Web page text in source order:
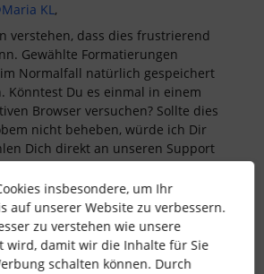
KL,
verstehen, dass dies frustrierend
Gewählte Formatierungen
Normalfall natürlich gespeichert
Könntest Du es einmal in einem
Browser versuchen? Sollte dies
nicht beheben, würde ich Dir
Dich direkt an unseren Support
da dies nach einem Fehler
Dich direkt über denSupport
an unseren Kundenservice. Bitte
dass nurKontoinhaber*innen
insbesondere, um Ihr
auf unserer Website zu verbessern.
zu verstehen wie unsere
wird, damit wir die Inhalte für Sie
schalten können. Durch